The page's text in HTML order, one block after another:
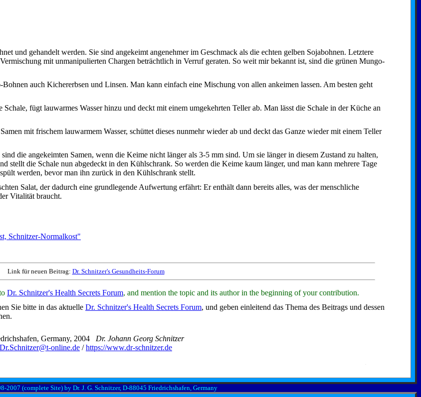
und gehandelt werden. Sie sind angekeimt angenehmer im Geschmack als die echten gelben Sojabohnen. Letztere
mit unmanipulierten Chargen beträchtlich in Verruf geraten. So weit mir bekannt ist, sind die grünen Mungo-
auch Kichererbsen und Linsen. Man kann einfach eine Mischung von allen ankeimen lassen. Am besten geht
fügt lauwarmes Wasser hinzu und deckt mit einem umgekehrten Teller ab. Man lässt die Schale in der Küche an
mit frischem lauwarmem Wasser, schüttet dieses nunmehr wieder ab und deckt das Ganze wieder mit einem Teller
die angekeimten Samen, wenn die Keime nicht länger als 3-5 mm sind. Um sie länger in diesem Zustand zu halten,
stellt die Schale nun abgedeckt in den Kühlschrank. So werden die Keime kaum länger, und man kann mehrere Tage
werden, bevor man ihn zurück in den Kühlschrank stellt.
Salat, der dadurch eine grundlegende Aufwertung erfährt: Er enthält dann bereits alles, was der menschliche
Vitalität braucht.
Schnitzer-Normalkost"
Link für neuen Beitrag: Dr. Schnitzer's Gesundheits-Forum
Dr. Schnitzer's Health Secrets Forum, and mention the topic and its author in the beginning of your contribution.
Sie bitte in das aktuelle Dr. Schnitzer's Health Secrets Forum, und geben einleitend das Thema des Beitrags und dessen
Germany, 2004 Dr. Johann Georg Schnitzer
Dr.Schnitzer@t-online.de /https://www.dr-schnitzer.de
2007 (complete Site) by Dr. J. G. Schnitzer, D-88045 Friedrichshafen, Germany